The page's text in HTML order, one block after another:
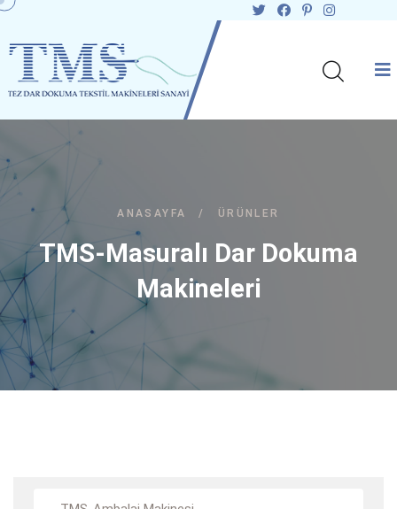
ANASAYFA / ÜRÜNLER
TMS-Masuralı Dar Dokuma
Makineleri